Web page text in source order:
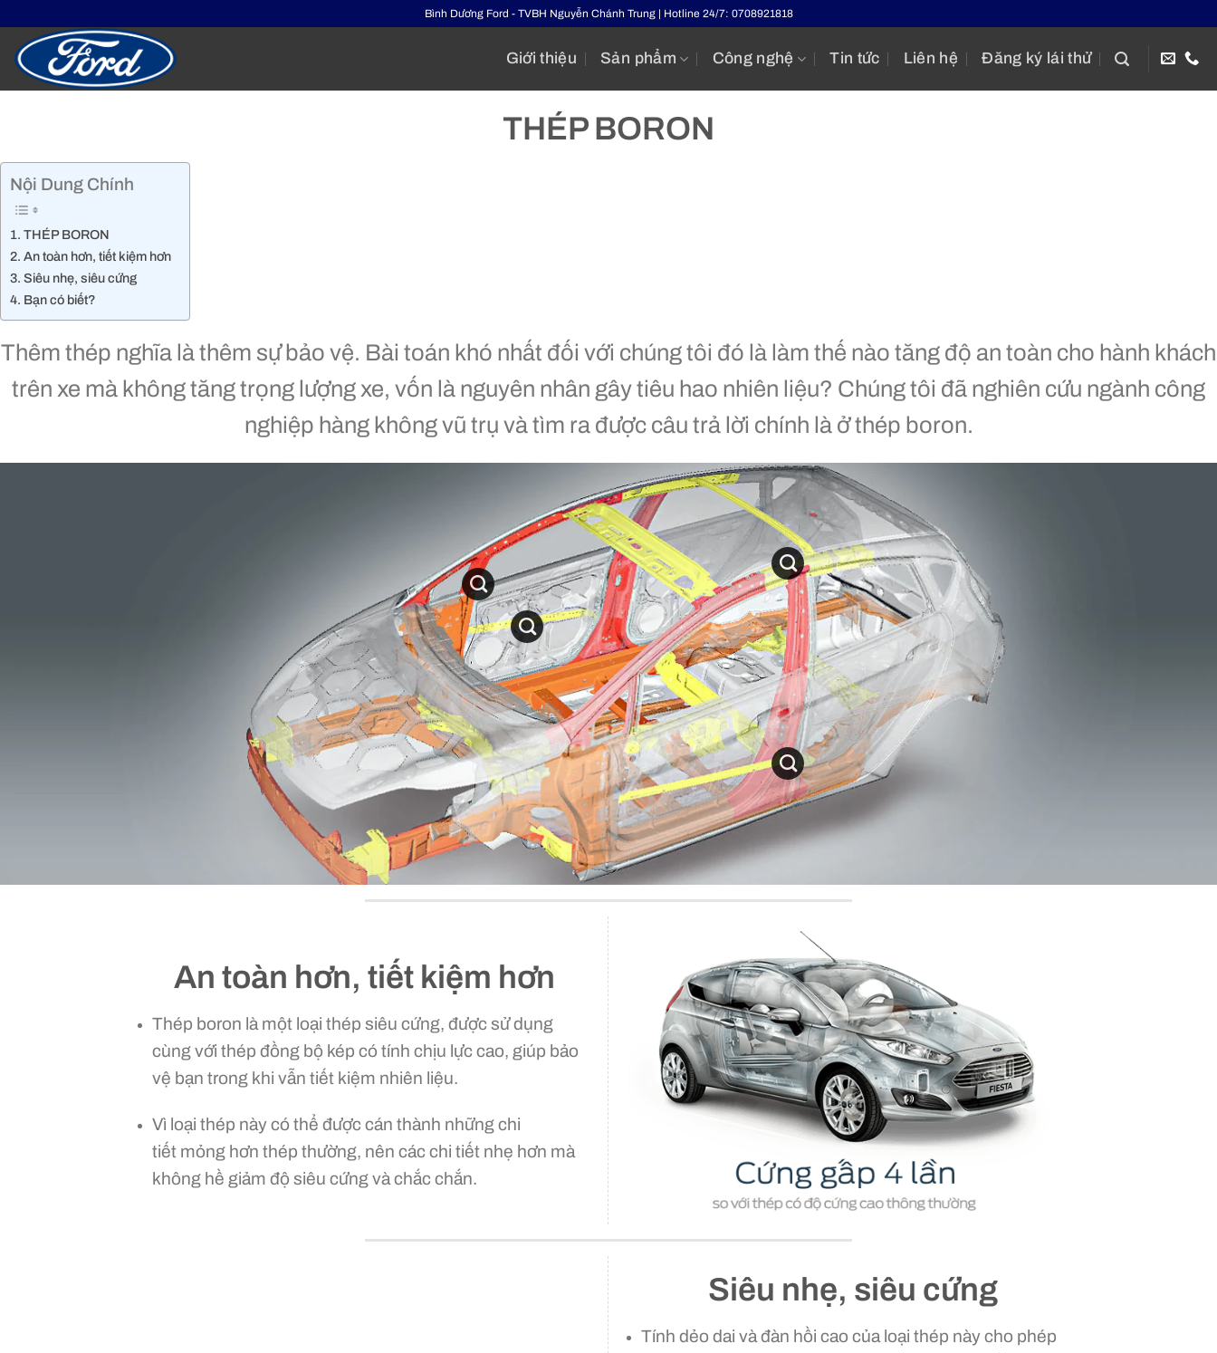
content
Bình Dương Ford - TVBH Nguyễn Chánh Trung | Hotline 24/7: 0708921818
Giới thiệu Sản phẩm Công nghệ Tin tức Liên hệ Đăng ký lái thử
THÉP BORON
Nội Dung Chính
THÉP BORON
An toàn hơn, tiết kiệm hơn
Siêu nhẹ, siêu cứng
Bạn có biết?
Thêm thép nghĩa là thêm sự bảo vệ. Bài toán khó nhất đối với chúng tôi đó là làm thế nào tăng độ an toàn cho hành khách
trên xe mà không tăng trọng lượng xe, vốn là nguyên nhân gây tiêu hao nhiên liệu? Chúng tôi đã nghiên cứu ngành công
nghiệp hàng không vũ trụ và tìm ra được câu trả lời chính là ở thép boron.
An toàn hơn, tiết kiệm hơn
Thép boron là một loại thép siêu cứng, được sử dụng
cùng với thép đồng bộ kép có tính chịu lực cao, giúp bảo
vệ bạn trong khi vẫn tiết kiệm nhiên liệu.
Vì loại thép này có thể được cán thành những chi
tiết mỏng hơn thép thường, nên các chi tiết nhẹ hơn mà
không hề giảm độ siêu cứng và chắc chắn.
Siêu nhẹ, siêu cứng
Tính dẻo dai và đàn hồi cao của loại thép này cho phép